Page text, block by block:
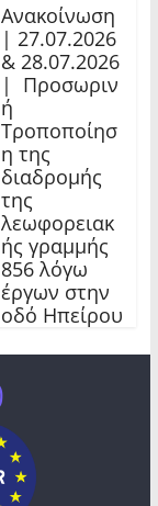
Ανακοίνωση
| 27.07.2026
& 28.07.2026
| Προσωριν
ή
Τροποποίησ
η της
διαδρομής
της
λεωφορειακ
ής γραμμής
856 λόγω
έργων στην
οδό Ηπείρου